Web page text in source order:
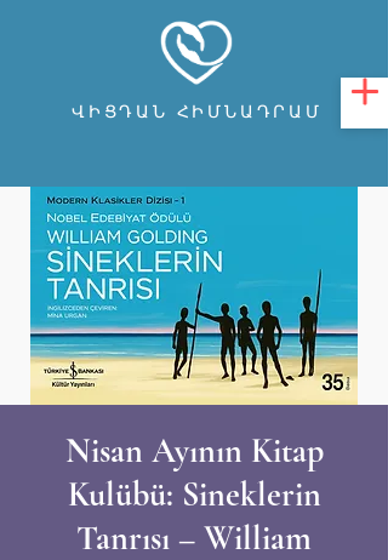
ՎԻՑԴԱՆ ՀԻՄՆԱԴՐԱՄ
Nisan Ayının Kitap
Kulübü: Sineklerin
Tanrısı – William